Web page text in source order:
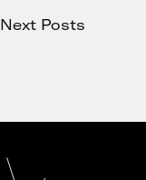
Next Posts